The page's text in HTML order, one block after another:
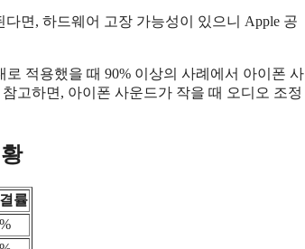
면, 하드웨어 고장 가능성이 있으니 Apple 공
적용했을 때 90% 이상의 사례에서 아이폰 사
고하면, 아이폰 사운드가 작을 때 오디오 조정
률